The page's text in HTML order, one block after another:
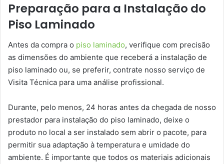
Preparação para a Instalação do
Piso Laminado
Antes da compra o piso laminado, verifique com precisão
as dimensões do ambiente que receberá a instalação de
piso laminado ou, se preferir, contrate nosso serviço de
Visita Técnica para uma análise profissional.
Durante, pelo menos, 24 horas antes da chegada de nosso
prestador para instalação do piso laminado, deixe o
produto no local a ser instalado sem abrir o pacote, para
permitir sua adaptação à temperatura e umidade do
ambiente. É importante que todos os materiais adicionais